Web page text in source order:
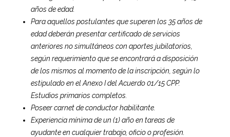
años de edad.
Para aquellos postulantes que superen los 35 años de
edad deberán presentar certificado de servicios
anteriores no simultáneos con aportes jubilatorios,
según requerimiento que se encontrará a disposición
de los mismos al momento de la inscripción, según lo
estipulado en el Anexo I del Acuerdo 01/15 CPP.
Estudios primarios completos.
Poseer carnet de conductor habilitante.
Experiencia mínima de un (1) año en tareas de
ayudante en cualquier trabajo, oficio o profesión.